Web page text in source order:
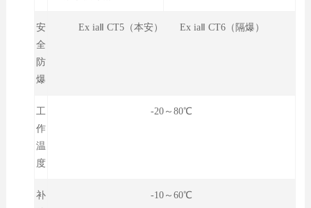
安
全
防
爆
Ex iaⅡ CT5（本安） Ex iaⅡ CT6（隔爆）
工
作
温
度
-20～80℃
补
-10～60℃